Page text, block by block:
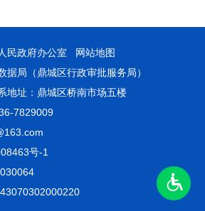
民政府办公室 网站地图
据局（鼎城区行政审批服务局）
地址：鼎城区桥南市场五楼
7829009
号-1